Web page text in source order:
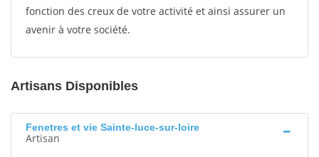
fonction des creux de votre activité et ainsi assurer un
avenir à votre société.
Artisans Disponibles
Fenetres et vie Sainte-luce-sur-loire
Artisan